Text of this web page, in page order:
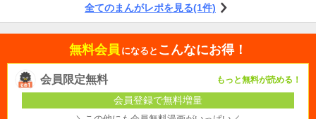
全てのまんがレポを見る(1件)
無料会員 になると こんなにお得！
会員限定無料 もっと無料が読める！
会員登録で無料増量